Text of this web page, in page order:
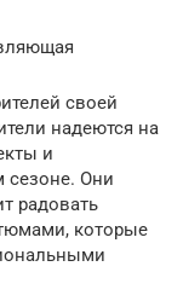
своей
надеются на
и
сезоне. Они
радовать
которые